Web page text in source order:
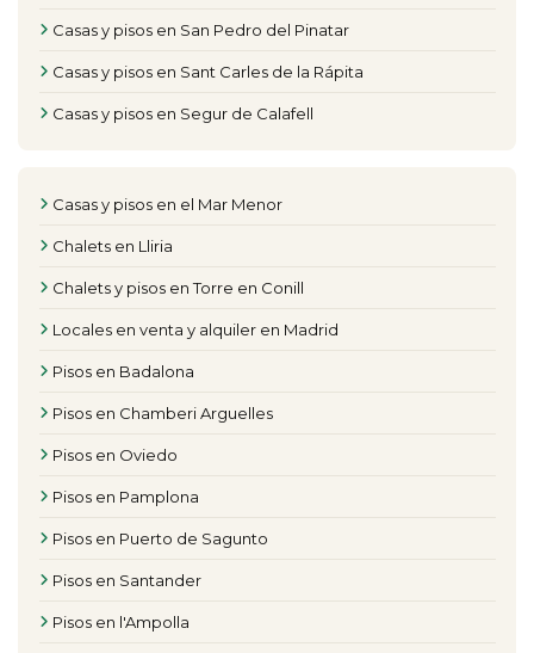
Casas y pisos en San Pedro del Pinatar
Casas y pisos en Sant Carles de la Rápita
Casas y pisos en Segur de Calafell
Casas y pisos en el Mar Menor
Chalets en Lliria
Chalets y pisos en Torre en Conill
Locales en venta y alquiler en Madrid
Pisos en Badalona
Pisos en Chamberi Arguelles
Pisos en Oviedo
Pisos en Pamplona
Pisos en Puerto de Sagunto
Pisos en Santander
Pisos en l'Ampolla